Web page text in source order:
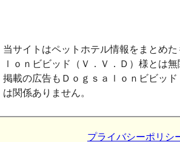
当サイトはペットホテル情報をまとめた
ｌｏｎビビッド（Ｖ．Ｖ．Ｄ）様とは無
掲載の広告もＤｏｇｓａｌｏｎビビッド
は関係ありません。
プライバシーポリシ